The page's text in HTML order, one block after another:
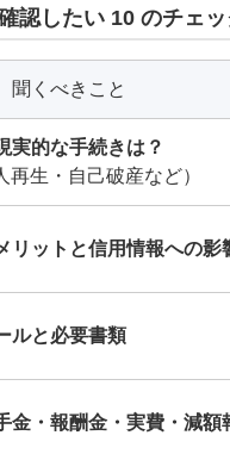
認したい 10 のチェッ
聞くべきこと
実的な手続きは？
再生・自己破産など）
リットと信用情報への影
ルと必要書類
金・報酬金・実費・減額